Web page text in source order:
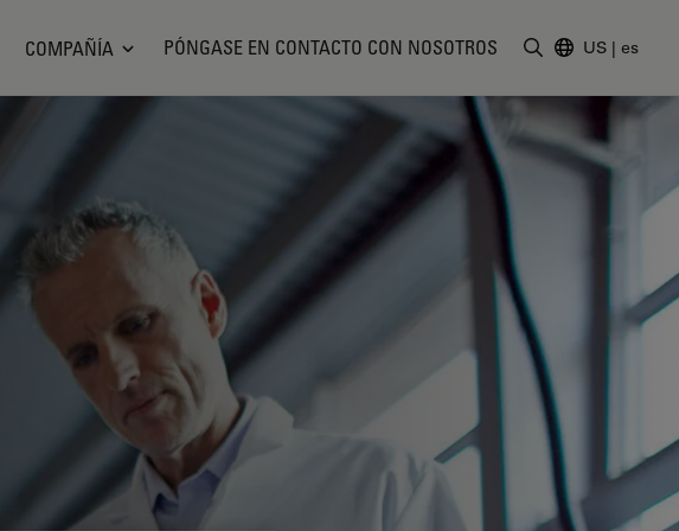
COMPAÑÍA PÓNGASE EN CONTACTO CON NOSOTROS US | es